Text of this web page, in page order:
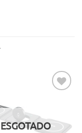
desejos
ESGOTADO